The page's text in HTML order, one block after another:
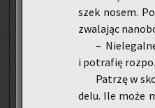
szek nosem.
zwa­la­jąc
–
i po­tra­fię
Pa­trzę w
de­lu. Ile może